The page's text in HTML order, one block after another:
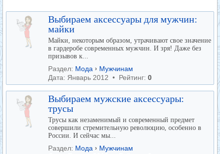
Выбираем аксессуары для мужчин:
майки
Майки, некоторым образом, утрачивают свое значение
в гардеробе современных мужчин. И зря! Даже без
призывов к...
Раздел: Мода › Мужчинам
Дата: Январь 2012 • Рейтинг: 0
Выбираем мужские аксессуары:
трусы
Трусы как незаменимый и современный предмет
совершили стремительную революцию, особенно в
России. И сейчас мы...
Раздел: Мода › Мужчинам